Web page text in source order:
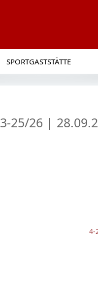
SPORTGASTSTÄTTE
3-25/26 |
4-